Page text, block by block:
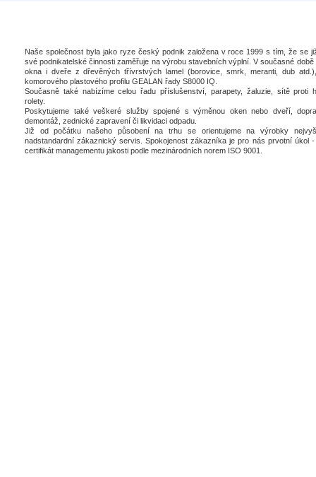
Naše společnost byla jako ryze český podnik založena v roce 1999 s tím, že se
své podnikatelské činnosti zaměřuje na výrobu stavebních výplní. V současné
okna i dveře z dřevěných třívrstvých lamel (borovice, smrk, meranti, dub
komorového plastového profilu GEALAN řady S8000 IQ.
Současně také nabízíme celou řadu příslušenství, parapety, žaluzie, sítě proti
rolety.
Poskytujeme také veškeré služby spojené s výměnou oken nebo dveří,
demontáž, zednické zapravení či likvidaci odpadu.
Již od počátku našeho působení na trhu se orientujeme na výrobky
nadstandardní zákaznický servis. Spokojenost zákazníka je pro nás prvotní úkol
certifikát managementu jakosti podle mezinárodních norem ISO 9001.